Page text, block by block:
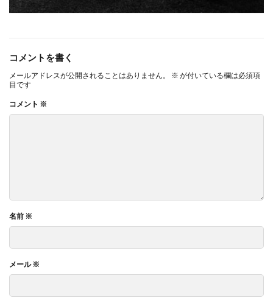
コメントを書く
メールアドレスが公開されることはありません。 ※ が付いている欄は必須項
目です
コメント ※
名前 ※
メール※